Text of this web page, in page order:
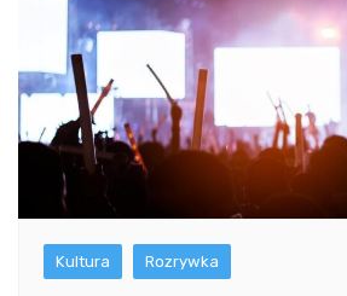
Kultura Rozrywka